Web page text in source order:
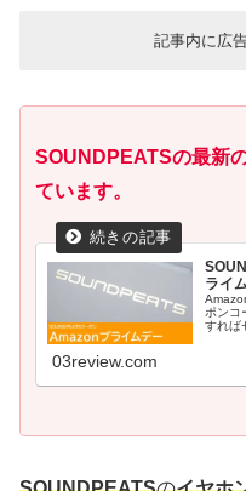
記事内に広
SOUNDPEATSの最新
ています。
ライ
ポンコ
すれば
03review.com